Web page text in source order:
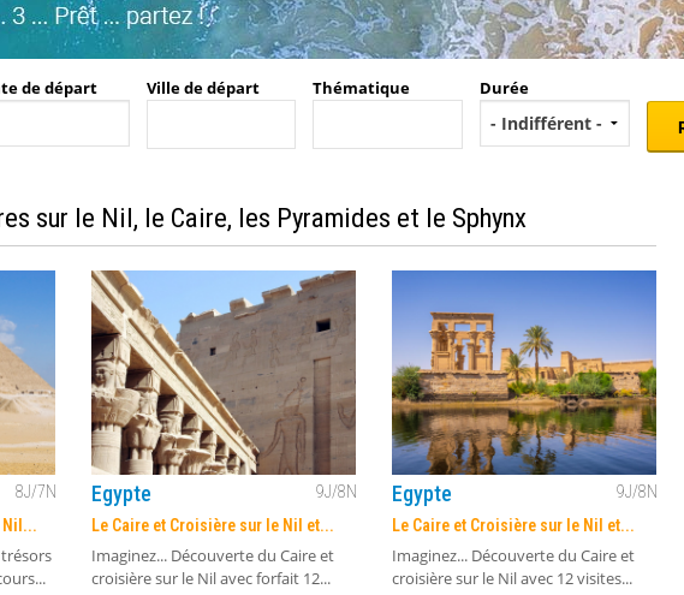
de départ Ville de départ Thématique Durée
sur le Nil, le Caire, les Pyramides et le Sphynx
8J/7N
Nil...
Egypte 9J/8N
Le Caire et Croisière sur le Nil et...
Imaginez... Découverte du Caire et
croisière sur le Nil avec forfait 12...
Egypte 9J/8N
Le Caire et Croisière sur le Nil et...
Imaginez... Découverte du Caire et
croisière sur le Nil avec 12 visites...